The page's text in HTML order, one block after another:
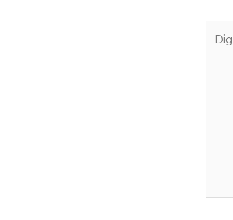
aqui..